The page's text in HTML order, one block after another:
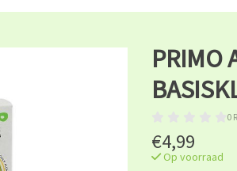
PRIMO
0
€4,99
Op voorraad